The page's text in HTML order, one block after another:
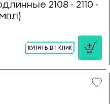
2108 - 2110 -
КУПИТЬ В 1 КЛИК